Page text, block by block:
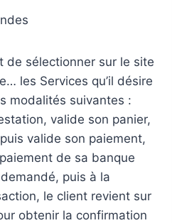
de sélectionner sur le site
les Services qu’il désire
modalités suivantes :
valide son panier,
valide son paiement,
de sa banque
puis à la
le client revient sur
obtenir la confirmation